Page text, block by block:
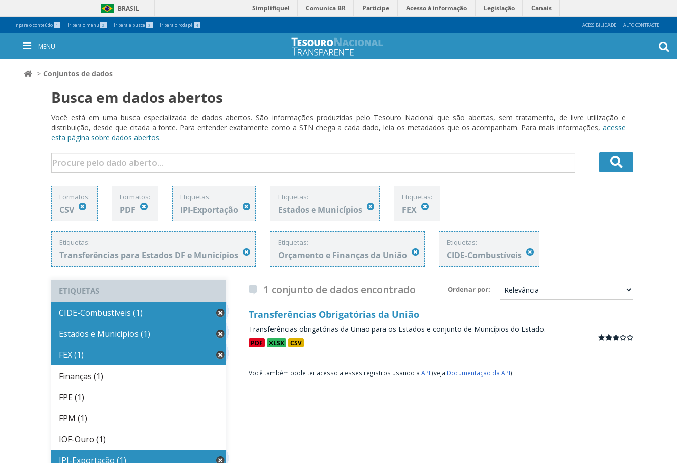
Ir para o conteúdo 1 Ir para o menu 2 Ir para a busca 3 Ir para o rodapé 4 ACESSIBILIDADE ALTO CONTRASTE
BRASIL Simplifique! Comunica BR Participe Acesso à informação Legislação Canais
Ferramentas
Pessoais
MENU
Conjuntos de dados
Busca em dados abertos
Você está em uma busca especializada de dados abertos. São informações produzidas pelo Tesouro Nacional que são abertas, sem tratamento, de livre utilização e
distribuição, desde que citada a fonte. Para entender exatamente como a STN chega a cada dado, leia os metadados que os acompanham. Para mais informações, acesse
esta página sobre dados abertos.
Formatos:
CSV
Formatos:
PDF
Etiquetas:
IPI-Exportação
Etiquetas:
Estados e Municípios
Etiquetas:
FEX
Etiquetas:
Transferências para Estados DF e Municípios
Etiquetas:
Orçamento e Finanças da União
Etiquetas:
CIDE-Combustíveis
Ordenar por
1 conjunto de dados encontrado
Transferências Obrigatórias da União
Transferências obrigatórias da União para os Estados e conjunto de Municípios do Estado.
PDF XLSX CSV
Você também pode ter acesso a esses registros usando a API (veja Documentação da API).
ETIQUETAS
CIDE-Combustíveis (1)
Estados e Municípios (1)
FEX (1)
Finanças (1)
FPE (1)
FPM (1)
IOF-Ouro (1)
IPI-Exportação (1)